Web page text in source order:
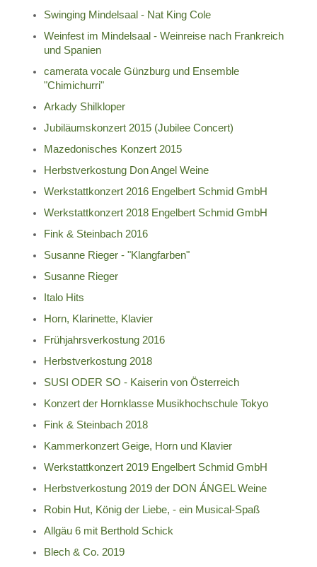
Swinging Mindelsaal - Nat King Cole
Weinfest im Mindelsaal - Weinreise nach Frankreich
und Spanien
camerata vocale Günzburg und Ensemble
"Chimichurri"
Arkady Shilkloper
Jubiläumskonzert 2015 (Jubilee Concert)
Mazedonisches Konzert 2015
Herbstverkostung Don Angel Weine
Werkstattkonzert 2016 Engelbert Schmid GmbH
Werkstattkonzert 2018 Engelbert Schmid GmbH
Fink & Steinbach 2016
Susanne Rieger - "Klangfarben"
Susanne Rieger
Italo Hits
Horn, Klarinette, Klavier
Frühjahrsverkostung 2016
Herbstverkostung 2018
SUSI ODER SO - Kaiserin von Österreich
Konzert der Hornklasse Musikhochschule Tokyo
Fink & Steinbach 2018
Kammerkonzert Geige, Horn und Klavier
Werkstattkonzert 2019 Engelbert Schmid GmbH
Herbstverkostung 2019 der DON ÁNGEL Weine
Robin Hut, König der Liebe, - ein Musical-Spaß
Allgäu 6 mit Berthold Schick
Blech & Co. 2019